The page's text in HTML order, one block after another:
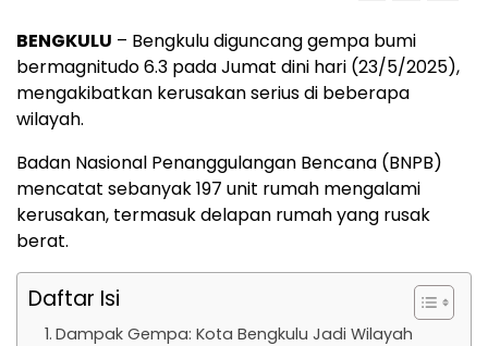
BENGKULU – Bengkulu diguncang gempa bumi
bermagnitudo 6.3 pada Jumat dini hari (23/5/2025),
mengakibatkan kerusakan serius di beberapa
wilayah.
Badan Nasional Penanggulangan Bencana (BNPB)
mencatat sebanyak 197 unit rumah mengalami
kerusakan, termasuk delapan rumah yang rusak
berat.
Daftar Isi
Dampak Gempa: Kota Bengkulu Jadi Wilayah